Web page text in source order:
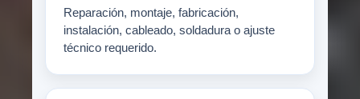
Reparación, montaje, fabricación,
instalación, cableado, soldadura o ajuste
técnico requerido.